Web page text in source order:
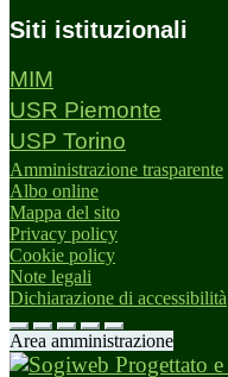
Siti istituzionali
MIM
USR Piemonte
USP Torino
Amministrazione trasparente
Albo online
Mappa del sito
Privacy policy
Cookie policy
Note legali
Dichiarazione di accessibilità
Area amministrazione